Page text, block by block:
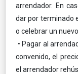
arrendador. En
dar por terminado
o celebrar un
• Pagar al
convenido, el
el arrendador